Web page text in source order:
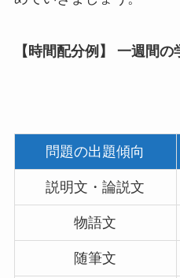
【時間配分例】 一週間
問題の出題傾向
説明文・論説文
物語文
随筆文